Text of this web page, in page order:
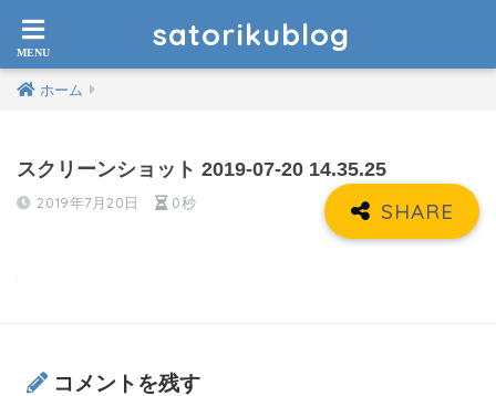
satorikublog
ホーム
スクリーンショット 2019-07-20 14.35.25
2019年7月20日 0秒
コメントを残す